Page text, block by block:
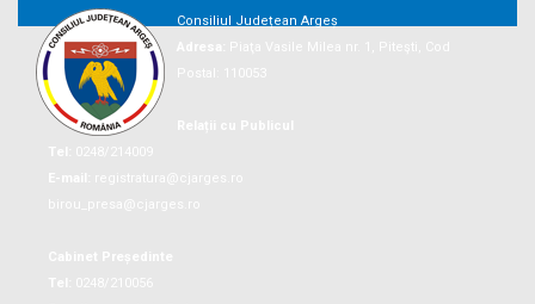
Consiliul Județean Argeș